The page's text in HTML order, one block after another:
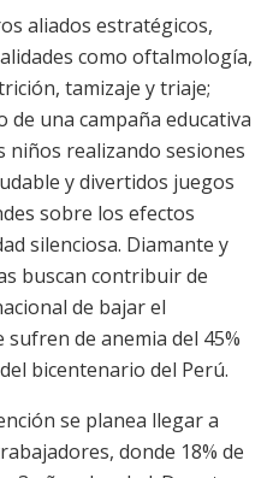
aliados estratégicos,
como oftalmología,
tamizaje y triaje;
de una campaña educativa
niños realizando sesiones
y divertidos juegos
sobre los efectos
silenciosa. Diamante y
buscan contribuir de
de bajar el
de anemia del 45%
bicentenario del Perú.
se planea llegar a
donde 18% de